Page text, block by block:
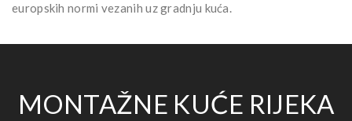
europskih normi vezanih uz gradnju kuća.
MONTAŽNE KUĆE RIJEKA